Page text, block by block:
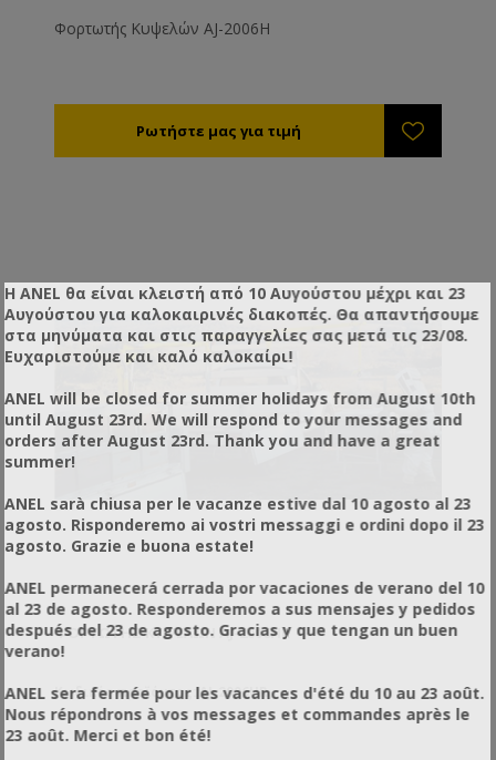
Φορτωτής Κυψελών AJ-2006H
ΦΟΡΤΩΤΉΣ ΚΥΨΕΛΏΝ AJ-2006HR
Κωδικός προϊόντος: AJ-2006HR
Η ANEL θα είναι κλειστή από 10 Αυγούστου μέχρι και 23
Αυγούστου για καλοκαιρινές διακοπές. Θα απαντήσουμε
στα μηνύματα και στις παραγγελίες σας μετά τις 23/08.
Ευχαριστούμε και καλό καλοκαίρι!
ANEL will be closed for summer holidays from August 10th
until August 23rd. We will respond to your messages and
orders after August 23rd. Thank you and have a great
summer!
ANEL sarà chiusa per le vacanze estive dal 10 agosto al 23
agosto. Risponderemo ai vostri messaggi e ordini dopo il 23
agosto. Grazie e buona estate!
ANEL permanecerá cerrada por vacaciones de verano del 10
al 23 de agosto. Responderemos a sus mensajes y pedidos
después del 23 de agosto. Gracias y que tengan un buen
verano!
ANEL sera fermée pour les vacances d'été du 10 au 23 août.
Nous répondrons à vos messages et commandes après le
23 août. Merci et bon été!